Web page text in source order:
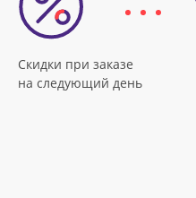
Скидки при заказе
на следующий день